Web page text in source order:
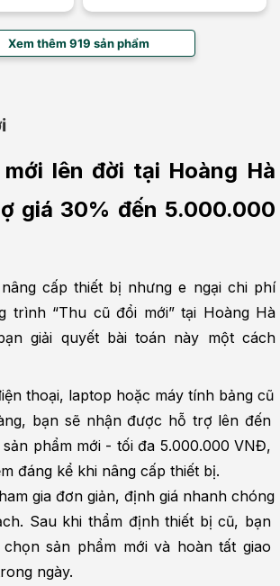
Xem thêm 919 sản phẩm
lên đời tại Hoàng Hà
giá 30% đến 5.000.000
cấp thiết bị nhưng e ngại chi phí
trình “Thu cũ đổi mới” tại Hoàng Hà
giải quyết bài toán này một cách
thoại, laptop hoặc máy tính bảng cũ
bạn sẽ nhận được hỗ trợ lên đến
phẩm mới - tối đa 5.000.000 VNĐ,
đáng kể khi nâng cấp thiết bị.
gia đơn giản, định giá nhanh chóng
Sau khi thẩm định thiết bị cũ, bạn
sản phẩm mới và hoàn tất giao
ngày.